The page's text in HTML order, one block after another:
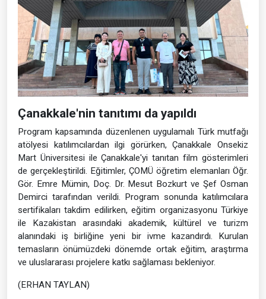
Çanakkale'nin tanıtımı da yapıldı
Program kapsamında düzenlenen uygulamalı Türk mutfağı
atölyesi katılımcılardan ilgi görürken, Çanakkale Onsekiz
Mart Üniversitesi ile Çanakkale'yi tanıtan film gösterimleri
de gerçekleştirildi. Eğitimler, ÇOMÜ öğretim elemanları Öğr.
Gör. Emre Mümin, Doç. Dr. Mesut Bozkurt ve Şef Osman
Demirci tarafından verildi. Program sonunda katılımcılara
sertifikaları takdim edilirken, eğitim organizasyonu Türkiye
ile Kazakistan arasındaki akademik, kültürel ve turizm
alanındaki iş birliğine yeni bir ivme kazandırdı. Kurulan
temasların önümüzdeki dönemde ortak eğitim, araştırma
ve uluslararası projelere katkı sağlaması bekleniyor.
(ERHAN TAYLAN)